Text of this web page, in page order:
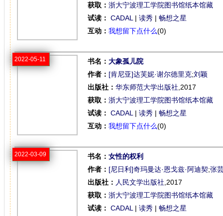
获取： 浙大宁波理工学院图书馆纸本馆藏
试读： CADAL | 读秀 | 畅想之星
互动： 我想留下点什么(0)
2022-05-11 书名： 大象孤儿院
作者： [肯尼亚]达芙妮·谢尔德里克;刘颖
出版社： 华东师范大学出版社 ,2017
获取： 浙大宁波理工学院图书馆纸本馆藏
试读： CADAL | 读秀 | 畅想之星
互动： 我想留下点什么(0)
2022-03-09 书名： 女性的权利
作者： [尼日利]奇玛曼达·恩戈兹·阿迪契;张
出版社： 人民文学出版社 ,2017
获取： 浙大宁波理工学院图书馆纸本馆藏
试读： CADAL | 读秀 | 畅想之星